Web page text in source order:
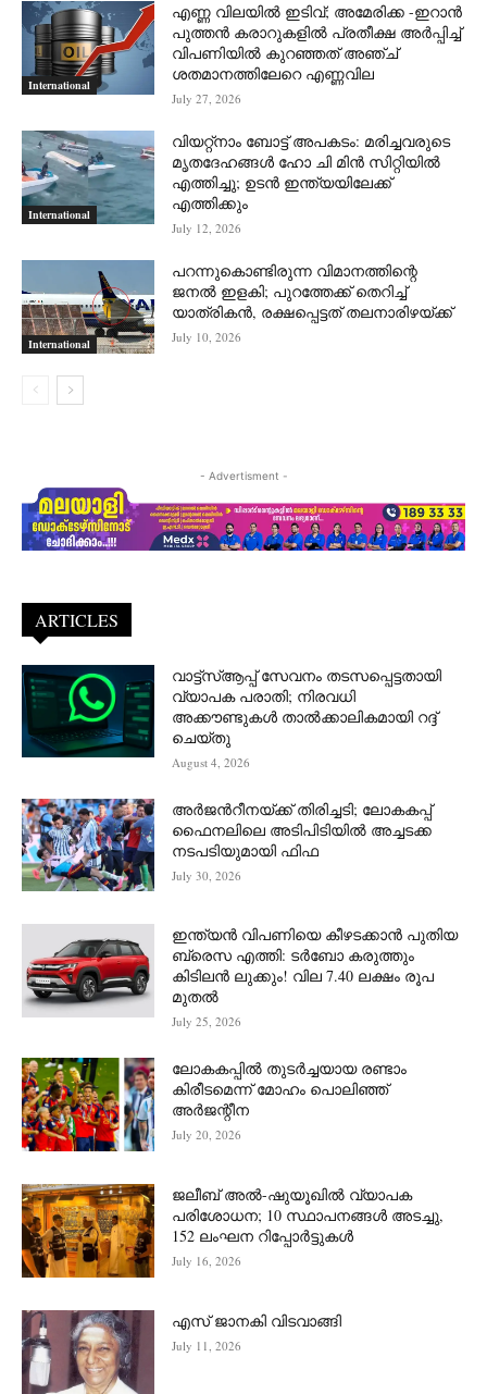
International
എണ്ണ വിലയില്‍ ഇടിവ്; അമേരിക്ക -ഇറാന്‍
പുത്തന്‍ കരാറുകളില്‍ പ്രതീക്ഷ അര്‍പ്പിച്ച്
വിപണിയില്‍ കുറഞ്ഞത് അഞ്ച്
ശതമാനത്തിലേറെ എണ്ണവില
July 27, 2026
International
വിയറ്റ്നാം ബോട്ട് അപകടം: മരിച്ചവരുടെ
മൃതദേഹങ്ങൾ ഹോ ചി മിൻ സിറ്റിയിൽ
എത്തിച്ചു; ഉടൻ ഇന്ത്യയിലേക്ക്
എത്തിക്കും
July 12, 2026
International
പറന്നുകൊണ്ടിരുന്ന വിമാനത്തിന്റെ
ജനൽ ഇളകി; പുറത്തേക്ക് തെറിച്ച്
യാത്രികൻ, രക്ഷപ്പെട്ടത് തലനാരിഴയ്ക്ക്
July 10, 2026
- Advertisment -
ARTICLES
വാട്ട്‌സ്ആപ്പ് സേവനം തടസപ്പെട്ടതായി
വ്യാപക പരാതി; നിരവധി
അക്കൗണ്ടുകൾ താൽക്കാലികമായി റദ്ദ്
ചെയ്തു
August 4, 2026
അർജന്‍റീനയ്ക്ക് തിരിച്ചടി; ലോകകപ്പ്
ഫൈനലിലെ അടിപിടിയിൽ അച്ചടക്ക
നടപടിയുമായി ഫിഫ
July 30, 2026
ഇന്ത്യൻ വിപണിയെ കീഴടക്കാന്‍ പുതിയ
ബ്രെസ എത്തി: ടർബോ കരുത്തും
കിടിലൻ ലുക്കും! വില 7.40 ലക്ഷം രൂപ
മുതൽ
July 25, 2026
ലോകകപ്പിൽ തുടർച്ചയായ രണ്ടാം
കിരീടമെന്ന് മോഹം പൊലിഞ്ഞ്
അർ‍ജന്റീന
July 20, 2026
ജലീബ് അൽ-ഷുയൂഖിൽ വ്യാപക
പരിശോധന; 10 സ്ഥാപനങ്ങൾ അടച്ചു,
152 ലംഘന റിപ്പോർട്ടുകൾ
July 16, 2026
എസ് ജാനകി വിടവാങ്ങി
July 11, 2026